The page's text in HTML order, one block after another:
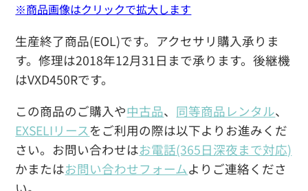
生産終了商品(EOL)です。アクセサリ購入承りま
す。修理は2018年12月31日まで承ります。後継機
はVXD450Rです。
この商品のご購入や中古品、 同等商品レンタル、
EXSELIリース をご利用の際は以下よりお進みくだ
さい。お問い合わせはお電話(365日深夜まで対応)
かまたはお問い合わせフォームよりご連絡くださ
※商品画像はクリックで拡大します